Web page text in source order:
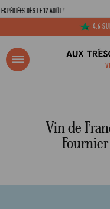
DÈS LE 17 AOÛT !
4,6
?
Vin de